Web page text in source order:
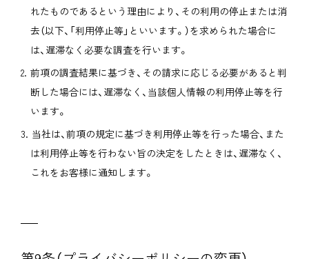
れたものであるという理由により、その利用の停止または消
去（以下、「利用停止等」といいます。）を求められた場合に
は、遅滞なく必要な調査を行います。
前項の調査結果に基づき、その請求に応じる必要があると判
断した場合には、遅滞なく、当該個人情報の利用停止等を行
います。
当社は、前項の規定に基づき利用停止等を行った場合、また
は利用停止等を行わない旨の決定をしたときは、遅滞なく、
これをお客様に通知します。